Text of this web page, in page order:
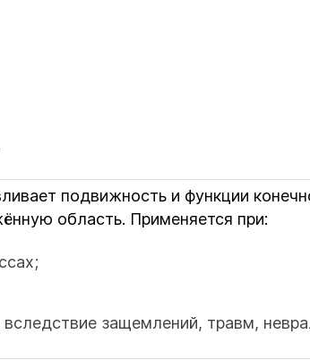
подвижность и функции
область. Применяется при:
защемлений, травм,